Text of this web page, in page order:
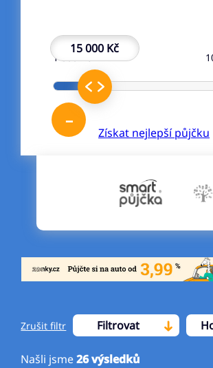
15 000 Kč
–
1 000 Kč
Získat nejlepší půjčku
Zrušit filtr Filtrovat
Našli jsme26výsledků